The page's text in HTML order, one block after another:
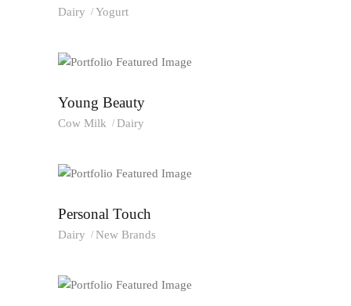
Dairy Yogurt
Young Beauty
Cow Milk Dairy
Personal Touch
Dairy New Brands